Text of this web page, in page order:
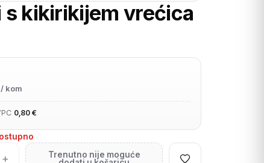
s kikirikijem vrećica
kom
0,80 €
+
Trenutno nije moguće